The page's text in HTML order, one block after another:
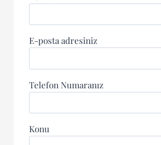
E-posta adresiniz
Telefon Numaranız
Konu